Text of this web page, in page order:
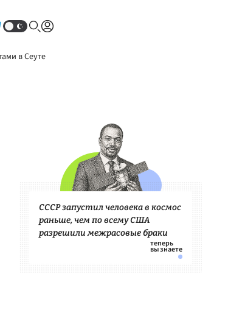
в Сеуте
СССР запустил человека в космос
раньше, чем по всему США
разрешили межрасовые браки